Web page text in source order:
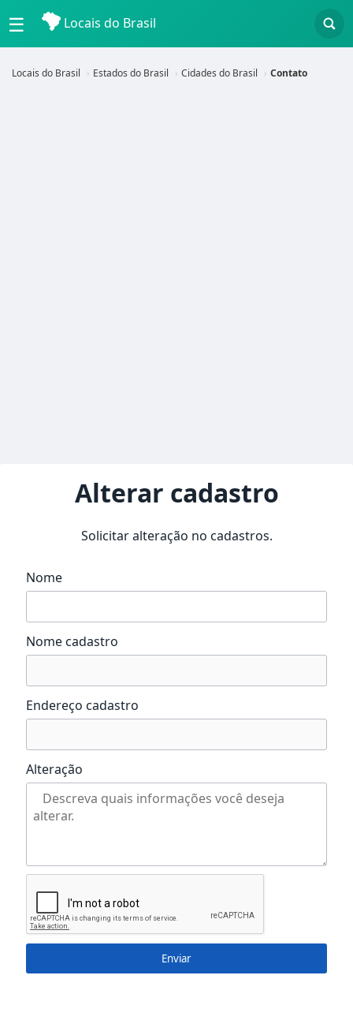
☰ Locais do Brasil
Locais do Brasil Estados do Brasil Cidades do Brasil Contato
Alterar cadastro
Solicitar alteração no cadastros.
Nome
Nome cadastro
Endereço cadastro
Alteração
Enviar